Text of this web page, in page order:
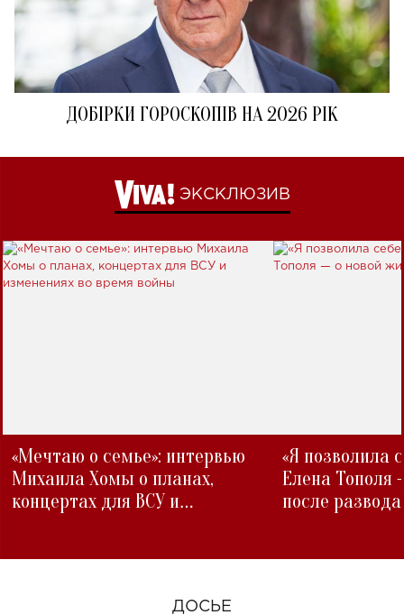
ДОБІРКИ ГОРОСКОПІВ НА 2026 РІК
ЭКСКЛЮЗИВ
«Мечтаю о семье»: интервью
Михаила Хомы о планах,
концертах для ВСУ и
«Я позволила
Елена Тополя
после развода
ДОСЬЕ